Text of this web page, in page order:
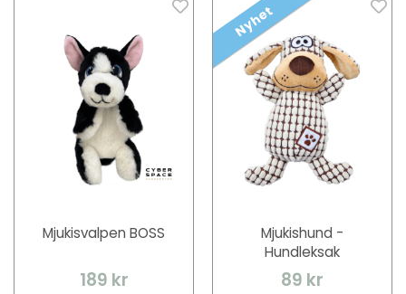
Mjukisvalpen BOSS
189 kr
Nyhet
Mjukishund -
Hundleksak
89 kr